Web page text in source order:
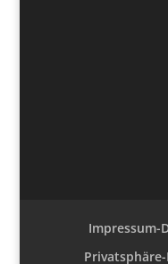
Impressum-